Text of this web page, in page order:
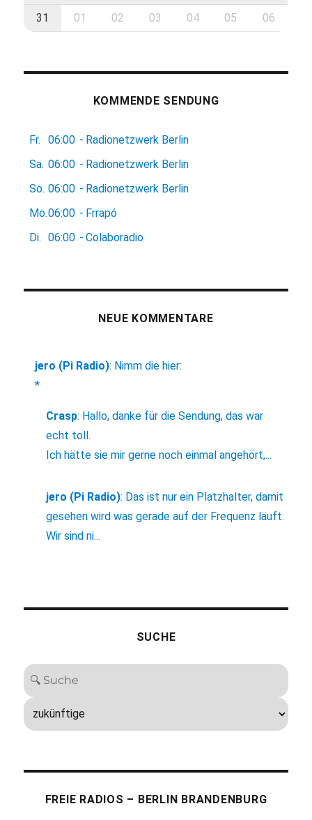
31 01 02 03 04 05 06
KOMMENDE SENDUNG
Fr. 06:00 - Radionetzwerk Berlin
Sa. 06:00 - Radionetzwerk Berlin
So. 06:00 - Radionetzwerk Berlin
Mo.06:00 - Frrapó
Di.
06:00 - Colaboradio
NEUE KOMMENTARE
jero (Pi Radio): Nimm die hier:
*
Crasp: Hallo, danke für die Sendung, das war
echt toll.
Ich hätte sie mir gerne noch einmal angehört,...
jero (Pi Radio): Das ist nur ein Platzhalter, damit
gesehen wird was gerade auf der Frequenz läuft.
Wir sind ni...
SUCHE
FREIE RADIOS – BERLIN BRANDENBURG